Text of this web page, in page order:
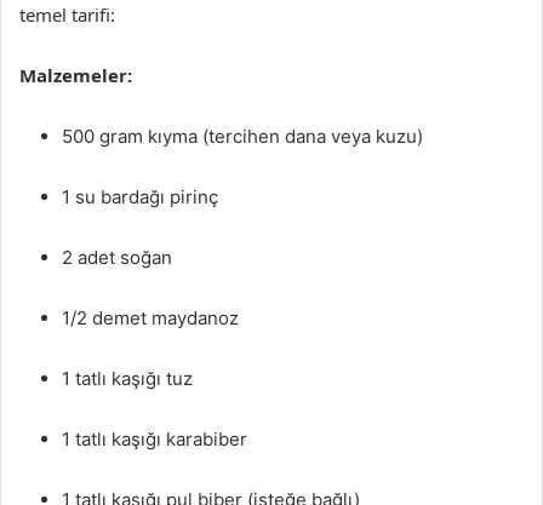
temel tarifi:
Malzemeler:
500 gram kıyma (tercihen dana veya kuzu)
1 su bardağı pirinç
2 adet soğan
1/2 demet maydanoz
1 tatlı kaşığı tuz
1 tatlı kaşığı karabiber
1 tatlı kaşığı pul biber (isteğe bağlı)